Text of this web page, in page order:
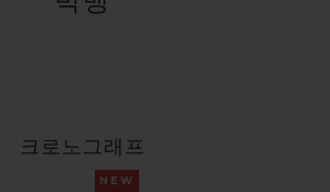
크로노그래프
NEW